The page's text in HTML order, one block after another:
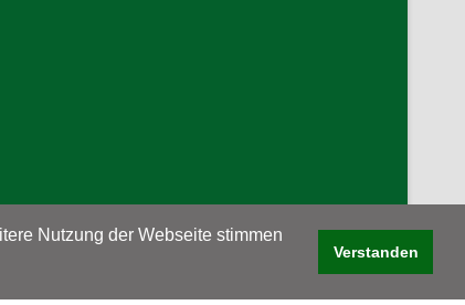
Nutzung der Webseite stimmen
Verstanden